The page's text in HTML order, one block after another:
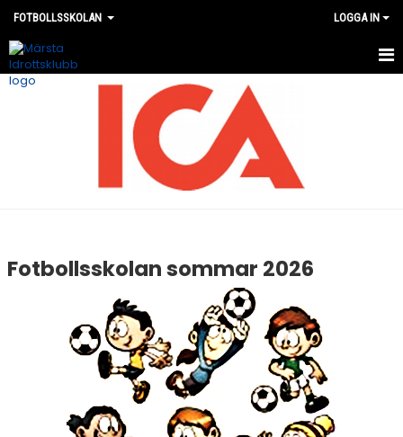
FOTBOLLSSKOLAN LOGGA IN
HEM
Fotbollsskolan sommar 2026